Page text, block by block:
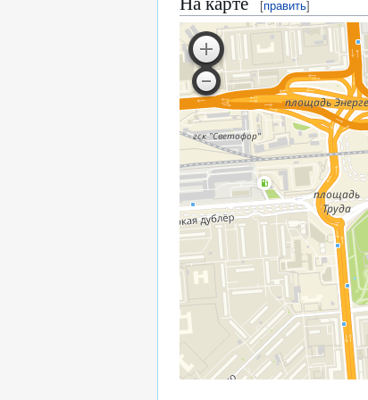
[править]